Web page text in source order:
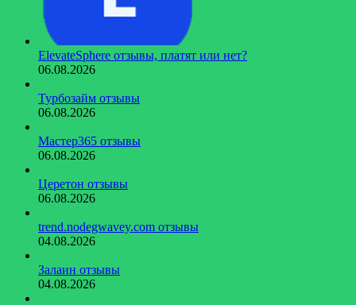
ElevateSphere отзывы, платят или нет?
06.08.2026
Турбозайм отзывы
06.08.2026
Мастер365 отзывы
06.08.2026
Церетон отзывы
06.08.2026
trend.nodegwavey.com отзывы
04.08.2026
Залаин отзывы
04.08.2026